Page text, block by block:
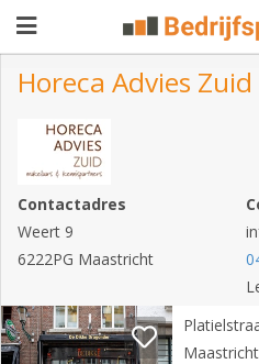
Pand
aanbieden
Pand
zoeken
Waarom
adverteren
Premium
adverteren
Blog
Horeca Advies Zuid
Contactadres
Weert 9
6222PG Maastricht
Maastricht